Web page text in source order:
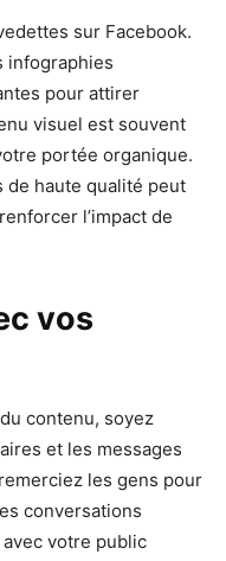
sur Facebook.
infographies
pour attirer
visuel est souvent
portée organique.
de haute qualité peut
l’impact de
vos
contenu, soyez
et les messages
les gens pour
conversations
votre public